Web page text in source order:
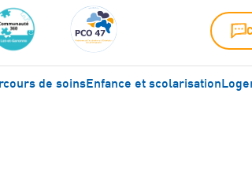
de soinsEnfance et scolarisation